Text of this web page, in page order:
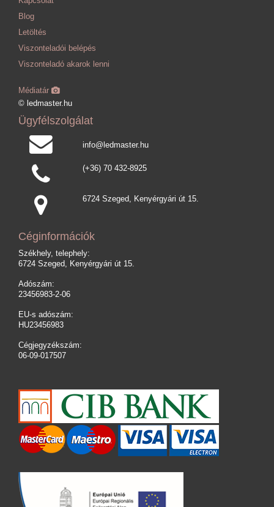
Blog
Letöltés
Viszonteladói belépés
Viszonteladó akarok lenni
Médiatár
© ledmaster.hu
Ügyfélszolgálat
info@ledmaster.hu
(+36) 70 432-8925
6724 Szeged, Kenyérgyári út 15.
Céginformációk
Székhely, telephely:
6724 Szeged, Kenyérgyári út 15.
Adószám:
23456983-2-06
EU-s adószám:
HU23456983
Cégjegyzékszám:
06-09-017507